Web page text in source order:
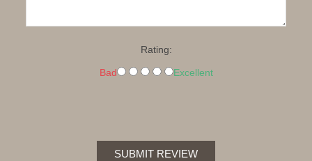
Rating:
Bad Excellent
SUBMIT REVIEW